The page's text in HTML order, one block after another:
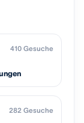
410 Gesuche
282 Gesuche